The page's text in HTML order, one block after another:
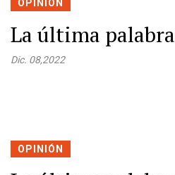
OPINIÓN
La última palabra
Dic. 08,2022
OPINIÓN